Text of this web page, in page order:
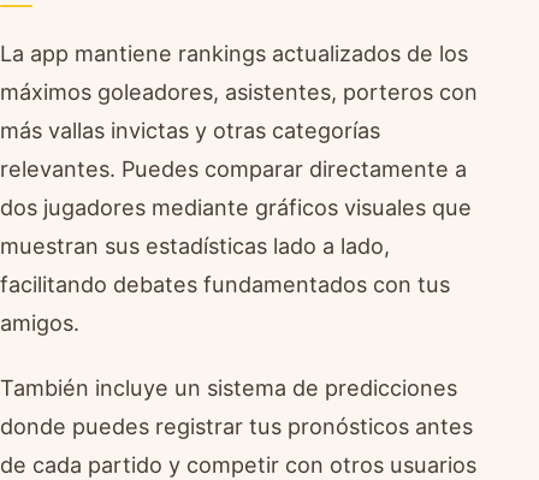
La app mantiene rankings actualizados de los
máximos goleadores, asistentes, porteros con
más vallas invictas y otras categorías
relevantes. Puedes comparar directamente a
dos jugadores mediante gráficos visuales que
muestran sus estadísticas lado a lado,
facilitando debates fundamentados con tus
amigos.
También incluye un sistema de predicciones
donde puedes registrar tus pronósticos antes
de cada partido y competir con otros usuarios